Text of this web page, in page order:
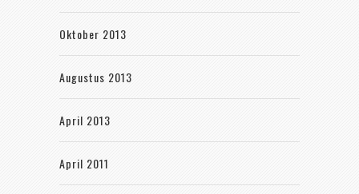
Oktober 2013
Augustus 2013
April 2013
April 2011